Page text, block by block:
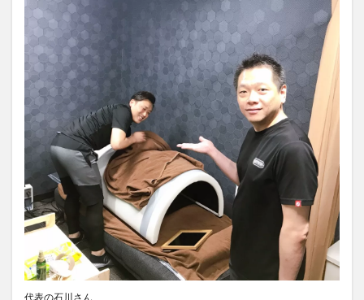
代表の石川さん